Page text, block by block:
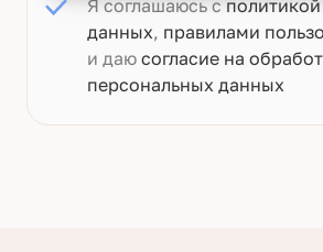
Я соглашаюсь с
данных, правилами
и даю согласие на
персональных данных